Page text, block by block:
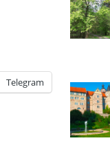
Telegram